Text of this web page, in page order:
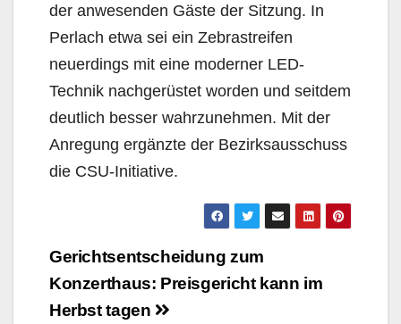
der anwesenden Gäste der Sitzung. In
Perlach etwa sei ein Zebrastreifen
neuerdings mit eine moderner LED-
Technik nachgerüstet worden und seitdem
deutlich besser wahrzunehmen. Mit der
Anregung ergänzte der Bezirksausschuss
die CSU-Initiative.
Beitragsnavigation
Gerichtsentscheidung zum
Konzerthaus: Preisgericht kann im
Herbst tagen